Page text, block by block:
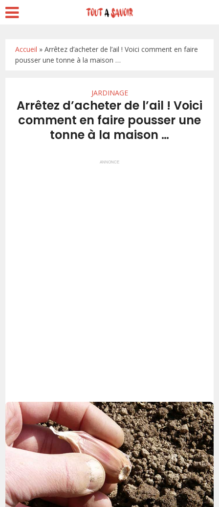
Accueil »Arrêtez d’acheter de l’ail ! Voici comment en faire
pousser une tonne à la maison …
JARDINAGE
Arrêtez d’acheter de l’ail ! Voici
comment en faire pousser une
tonne à la maison …
ANNONCE